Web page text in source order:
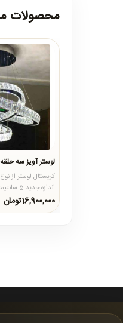
محصولات
لوستر آویز سه
کریستال لوستر از
اندازه
به تراش های منظمی ..
16,900,000تومان